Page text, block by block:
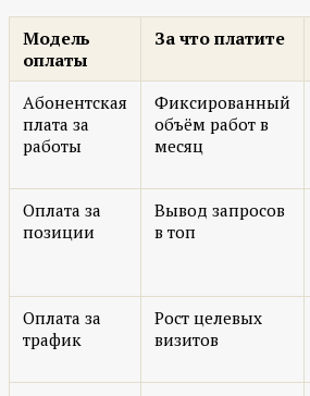
Модель
оплаты
За что платите
Абонентская
плата за
работы
Фиксированный
объём работ в
месяц
Оплата за
позиции
Вывод запросов
в топ
Оплата за
трафик
Рост целевых
визитов